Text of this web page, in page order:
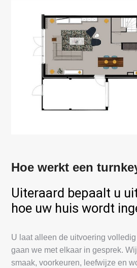
Hoe werkt een
Uiteraard bepaalt u
hoe uw huis wordt
U laat alleen de uitvoering
gaan we met elkaar in gesprek.
smaak, voorkeuren, leefwijze en